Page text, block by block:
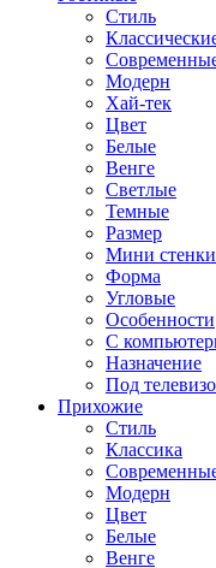
Стиль
Модерн
Хай-тек
Цвет
Белые
Венге
Светлые
Темные
Размер
Мини стенки
Форма
Угловые
Особенности
С
Назначение
Под
Прихожие
Стиль
Классика
Модерн
Цвет
Белые
Венге